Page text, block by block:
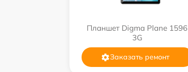
Планшет Digma Plane 1596
3G
Заказать ремонт